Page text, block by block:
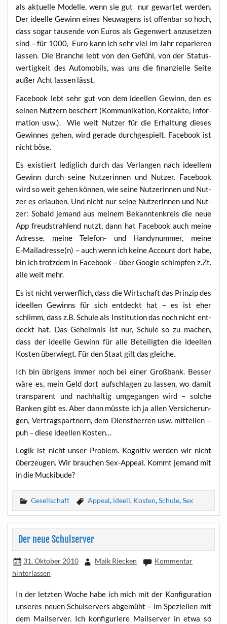
als aktu­el­le Model­le, wenn sie gut nur gewar­tet wer­den.
Der ideel­le Gewinn eines Neu­wa­gens ist offen­bar so hoch,
dass sogar tau­sen­de von Euros als Gegen­wert anzu­set­zen
sind – für 1000,- Euro kann ich sehr viel im Jahr repa­rie­ren
las­sen. Die Bran­che lebt von den Gefühl, von der Sta­tus­
wer­tig­keit des Auto­mo­bils, was uns die finan­zi­el­le Sei­te
außer Acht las­sen lässt.
Face­book lebt sehr gut von dem ideel­len Gewinn, den es
sei­nen Nut­zern beschert (Kom­mu­ni­ka­ti­on, Kon­tak­te, Infor­
ma­ti­on usw.). Wie weit Nut­zer für die Erhal­tung die­ses
Gewin­nes gehen, wird gera­de durch­ge­spielt. Face­book ist
nicht böse.
Es exis­tiert ledig­lich durch das Ver­lan­gen nach ideel­lem
Gewinn durch sei­ne Nut­ze­rin­nen und Nut­zer. Face­book
wird so weit gehen kön­nen, wie sei­ne Nut­ze­rin­nen und Nut­
zer es erlau­ben. Und nicht nur sei­ne Nut­ze­rin­nen und Nut­
zer: Sobald jemand aus mei­nem Bekann­ten­kreis die neue
App freud­strah­lend nutzt, dann hat Face­book auch mei­ne
Adres­se, mei­ne Tele­fon- und Han­dy­num­mer, mei­ne
E‑Mailadresse(n) – auch wenn ich kei­ne Account dort habe,
bin ich trotz­dem in Face­book – über Goog­le schimp­fen z.Zt.
alle weit mehr.
Es ist nicht ver­werf­lich, dass die Wirt­schaft das Prin­zip des
ideel­len Gewinns für sich ent­deckt hat – es ist eher
schlimm, dass z.B. Schu­le als Insti­tu­ti­on das noch nicht ent­
deckt hat. Das Geheim­nis ist nur, Schu­le so zu machen,
dass der ideel­le Gewinn für alle Betei­lig­ten die ideel­len
Kos­ten über­wiegt. Für den Staat gilt das gleiche.
Ich bin übri­gens immer noch bei einer Groß­bank. Bes­ser
wäre es, mein Geld dort auf­schla­gen zu las­sen, wo damit
trans­pa­rent und nach­hal­tig umge­gan­gen wird – sol­che
Ban­ken gibt es. Aber dann müss­te ich ja allen Ver­si­che­run­
gen, Ver­trags­part­nern, dem Dienst­her­ren usw. mit­tei­len –
puh – die­se ideel­len Kosten…
Logik ist nicht unser Pro­blem. Kogni­tiv wer­den wir nicht
über­zeu­gen. Wir brau­chen Sex-Appeal. Kommt jemand mit
in die Muckibude?
Gesellschaft Appeal, ideell, Kosten,Schule,Sex
Der neue Schulserver
31. Oktober 2010 Maik Riecken
Kommentar
hinterlassen
In der letz­ten Woche habe ich mich mit der Kon­fi­gu­ra­ti­on
unse­res neu­en Schul­ser­vers abge­müht – im Spe­zi­el­len mit
dem Mail­ser­ver. Ich kon­fi­gu­rie­re Mail­ser­ver in etwa so